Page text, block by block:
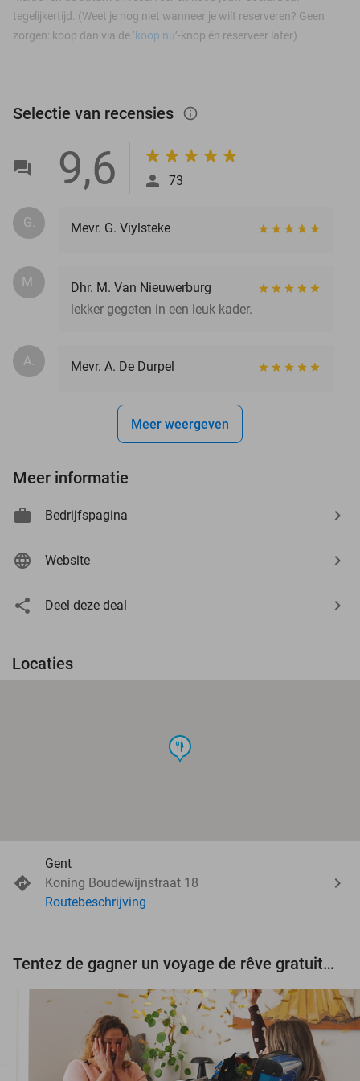
tegelijkertijd. (Weet je nog niet wanneer je wilt reserveren? Geen
zorgen: koop dan via de ‘koop nu’-knop én reserveer later)
Selectie van recensies info_outlined
9,6 73
G. Mevr. G. Viylsteke
M.
Dhr. M. Van Nieuwerburg
lekker gegeten in een leuk kader.
A. Mevr. A. De Durpel
Meer weergeven
Meer informatie
Bedrijfspagina
Website
Deel deze deal
Locaties
food
Gent
Koning Boudewijnstraat 18
Routebeschrijving
Tentez de gagner un voyage de rêve gratuit d'une valeur de 3.000 € !